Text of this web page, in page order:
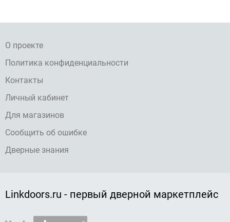
О проекте
Политика конфиденциальности
Контакты
Личный кабинет
Для магазинов
Сообщить об ошибке
Дверные знания
Linkdoors.ru - первый дверной маркетплейс